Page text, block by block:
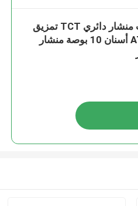
شفرات منشار دائري TCT تمزيق
بليد ATB أسنان 10 بوصة منشار